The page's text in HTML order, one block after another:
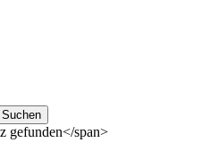
Suchen
gefunden</span>